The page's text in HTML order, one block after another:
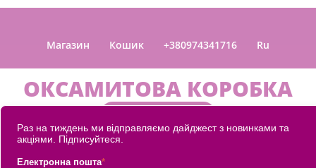
Магазин Кошик +380974341716 Ru
ОКСАМИТОВА КОРОБКА
Раз на тиждень ми відправляємо дайджест з новинками та
акціями. Підписуйтеся.
Електронна пошта*